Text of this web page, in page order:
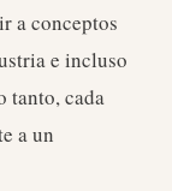
a conceptos
e incluso
tanto, cada
a un